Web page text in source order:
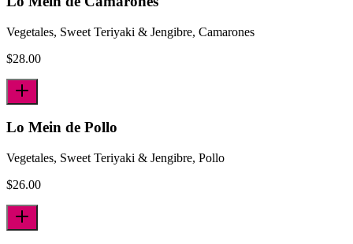
Vegetales, Sweet Teriyaki & Jengibre, Camarones
$28.00
Lo Mein de Pollo
Vegetales, Sweet Teriyaki & Jengibre, Pollo
$26.00